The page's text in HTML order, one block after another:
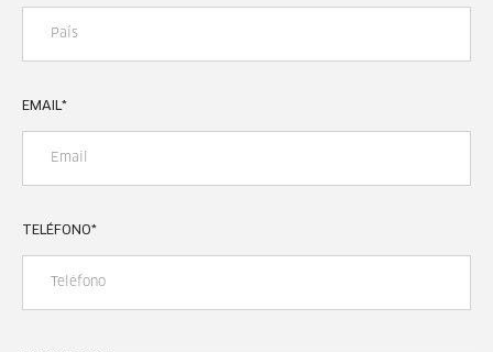
EMAIL*
TELÉFONO*